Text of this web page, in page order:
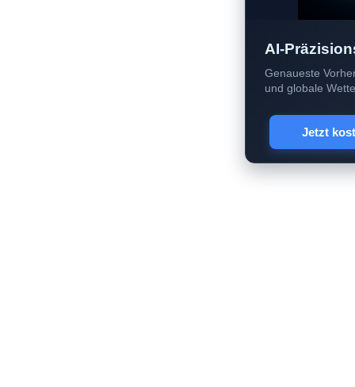
AI-
Genaueste
und globale
Jetzt